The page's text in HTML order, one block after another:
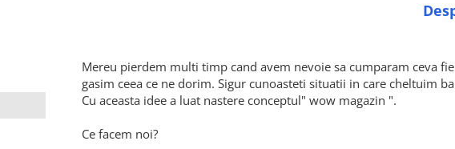
Mereu pierdem multi timp cand avem nevoie sa cumparam ceva
gasim ceea ce ne dorim. Sigur cunoasteti situatii in care cheltuim
Cu aceasta idee a luat nastere conceptul" wow magazin ".
Ce facem noi?